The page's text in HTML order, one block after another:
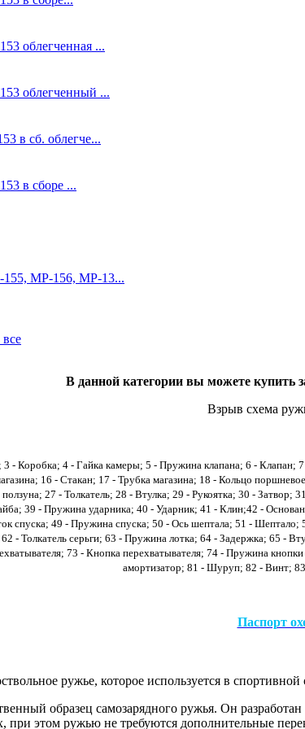
облегченная ...
облегченный ...
в сб. облегче...
в сборе ...
155, МР-156, МР-13...
все
В данной категории вы можете купить
Взрыв схема
- Коробка; 4 - Гайка камеры; 5 - Пружина клапана; 6 -
16 - Стакан; 17 - Трубка магазина; 18 - Кольцо
27 - Толкатель; 28 - Втулка; 29 - Рукоятка; 30 - Затвор;
39 - Пружина ударника; 40 - Ударник; 41 - Клин;42 -
спуска; 49 - Пружина спуска; 50 - Ось шептала; 51 -
- Толкатель серьги; 63 - Пружина лотка; 64 - Задержка; 65 -
73 - Кнопка перехватывателя; 74 - Пружина
амортизатор; 81 - Шуруп; 82 - Винт;
Паспорт
ружье, которое используется в
образец самозарядного ружья. Он
при этом ружью не требуются дополнительные